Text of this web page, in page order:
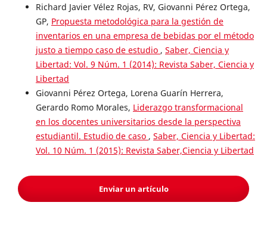
Richard Javier Vélez Rojas, RV, Giovanni Pérez Ortega,
GP, Propuesta metodológica para la gestión de
inventarios en una empresa de bebidas por el método
justo a tiempo caso de estudio , Saber, Ciencia y
Libertad: Vol. 9 Núm. 1 (2014): Revista Saber, Ciencia y
Libertad
Giovanni Pérez Ortega, Lorena Guarín Herrera,
Gerardo Romo Morales, Liderazgo transformacional
en los docentes universitarios desde la perspectiva
estudiantil. Estudio de caso , Saber, Ciencia y Libertad:
Vol. 10 Núm. 1 (2015): Revista Saber,Ciencia y Libertad
Enviar un artículo